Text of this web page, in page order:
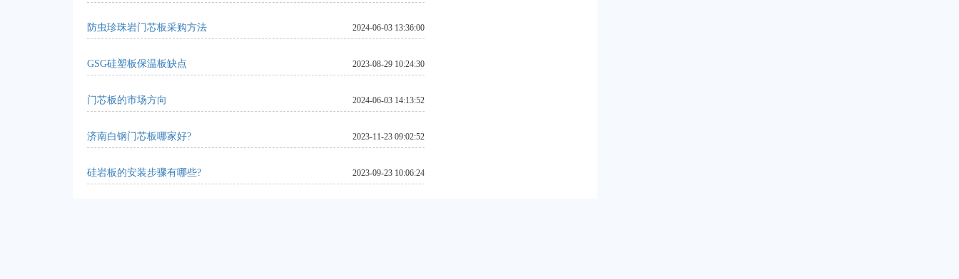
防虫珍珠岩门芯板采购方法 2024-06-03 13:36:00
GSG硅塑板保温板缺点 2023-08-29 10:24:30
门芯板的市场方向 2024-06-03 14:13:52
济南白钢门芯板哪家好? 2023-11-23 09:02:52
硅岩板的安装步骤有哪些? 2023-09-23 10:06:24